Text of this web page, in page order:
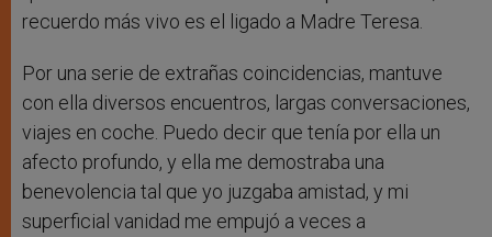
recuerdo más vivo es el ligado a Madre Teresa.
Por una serie de extrañas coincidencias, mantuve
con ella diversos encuentros, largas conversaciones,
viajes en coche. Puedo decir que tenía por ella un
afecto profundo, y ella me demostraba una
benevolencia tal que yo juzgaba amistad, y mi
superficial vanidad me empujó a veces a